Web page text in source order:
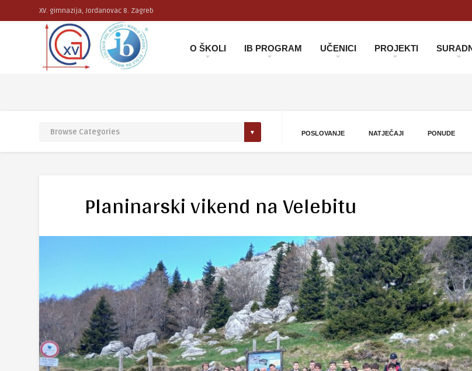
XV. gimnazija, Jordanovac 8. Zagreb
O ŠKOLI IB PROGRAM UČENICI PROJEKTI
POSLOVANJE NATJEČAJI PONUDE
Planinarski vikend na Velebitu